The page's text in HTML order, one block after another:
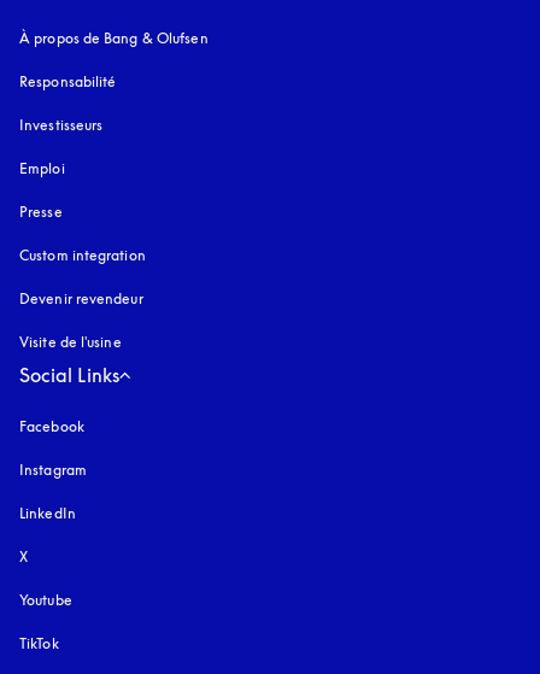
À propos de Bang & Olufsen
Responsabilité
Investisseurs
Emploi
Presse
Custom integration
Devenir revendeur
Visite de l'usine
Social Links
Facebook
Instagram
LinkedIn
X
Youtube
TikTok